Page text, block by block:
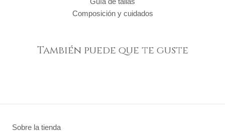
Composición y cuidados
También puede que te guste
Sobre la tienda